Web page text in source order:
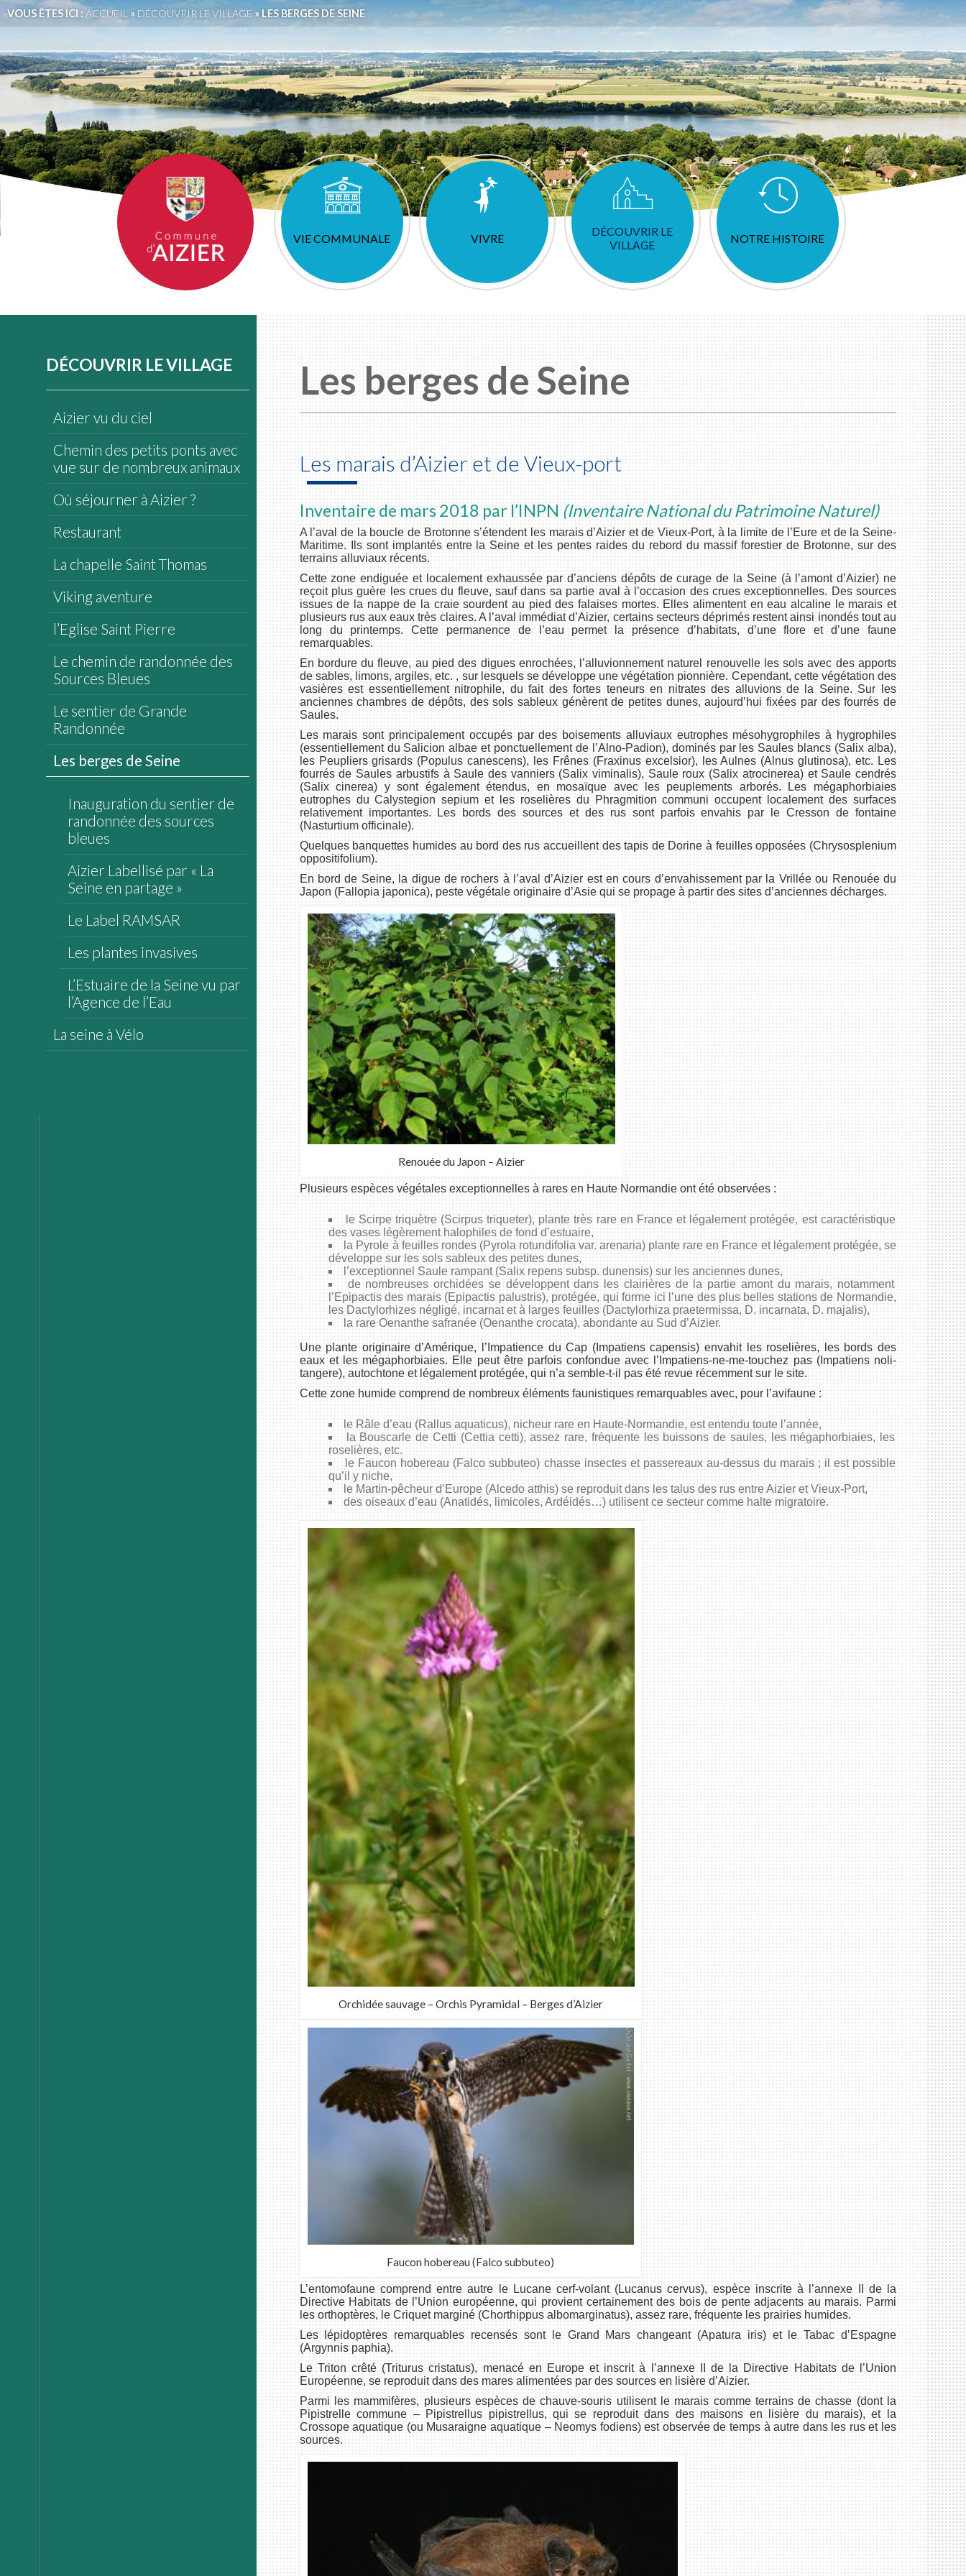
VOUS ÊTES ICI : ACCUEIL » DÉCOUVRIR LE VILLAGE » LES BERGES DE SEINE
VIE COMMUNALE VIVRE
DÉCOUVRIR LE
VILLAGE
NOTRE HISTOIRE
DÉCOUVRIR LE VILLAGE
Aizier vu du ciel
Chemin des petits ponts avec
vue sur de nombreux animaux
Où séjourner à Aizier ?
Restaurant
La chapelle Saint Thomas
Viking aventure
l’Eglise Saint Pierre
Le chemin de randonnée des
Sources Bleues
Le sentier de Grande
Randonnée
Les berges de Seine
Inauguration du sentier de
randonnée des sources
bleues
Aizier Labellisé par « La
Seine en partage »
Le Label RAMSAR
Les plantes invasives
L’Estuaire de la Seine vu par
l’Agence de l’Eau
La seine à Vélo
Les berges de Seine
Les marais d’Aizier et de Vieux-port
Inventaire de mars 2018 par l’INPN (Inventaire National du Patrimoine Naturel)
A l’aval de la boucle de Brotonne s’étendent les marais d’Aizier et de Vieux-Port, à la limite de l’Eure et de la Seine-
Maritime. Ils sont implantés entre la Seine et les pentes raides du rebord du massif forestier de Brotonne, sur des
terrains alluviaux récents.
Cette zone endiguée et localement exhaussée par d’anciens dépôts de curage de la Seine (à l’amont d’Aizier) ne
reçoit plus guère les crues du fleuve, sauf dans sa partie aval à l’occasion des crues exceptionnelles. Des sources
issues de la nappe de la craie sourdent au pied des falaises mortes. Elles alimentent en eau alcaline le marais et
plusieurs rus aux eaux très claires. A l’aval immédiat d’Aizier, certains secteurs déprimés restent ainsi inondés tout au
long du printemps. Cette permanence de l’eau permet la présence d’habitats, d’une flore et d’une faune
remarquables.
En bordure du fleuve, au pied des digues enrochées, l’alluvionnement naturel renouvelle les sols avec des apports
de sables, limons, argiles, etc. , sur lesquels se développe une végétation pionnière. Cependant, cette végétation des
vasières est essentiellement nitrophile, du fait des fortes teneurs en nitrates des alluvions de la Seine. Sur les
anciennes chambres de dépôts, des sols sableux génèrent de petites dunes, aujourd’hui fixées par des fourrés de
Saules.
Les marais sont principalement occupés par des boisements alluviaux eutrophes mésohygrophiles à hygrophiles
(essentiellement du Salicion albae et ponctuellement de l’Alno-Padion), dominés par les Saules blancs (Salix alba),
les Peupliers grisards (Populus canescens), les Frênes (Fraxinus excelsior), les Aulnes (Alnus glutinosa), etc. Les
fourrés de Saules arbustifs à Saule des vanniers (Salix viminalis), Saule roux (Salix atrocinerea) et Saule cendrés
(Salix cinerea) y sont également étendus, en mosaïque avec les peuplements arborés. Les mégaphorbiaies
eutrophes du Calystegion sepium et les roselières du Phragmition communi occupent localement des surfaces
relativement importantes. Les bords des sources et des rus sont parfois envahis par le Cresson de fontaine
(Nasturtium officinale).
Quelques banquettes humides au bord des rus accueillent des tapis de Dorine à feuilles opposées (Chrysosplenium
oppositifolium).
En bord de Seine, la digue de rochers à l’aval d’Aizier est en cours d’envahissement par la Vrillée ou Renouée du
Japon (Fallopia japonica), peste végétale originaire d’Asie qui se propage à partir des sites d’anciennes décharges.
Renouée du Japon – Aizier
Plusieurs espèces végétales exceptionnelles à rares en Haute Normandie ont été observées :
le Scirpe triquètre (Scirpus triqueter), plante très rare en France et légalement protégée, est caractéristique
des vases légèrement halophiles de fond d’estuaire,
la Pyrole à feuilles rondes (Pyrola rotundifolia var. arenaria) plante rare en France et légalement protégée, se
développe sur les sols sableux des petites dunes,
l’exceptionnel Saule rampant (Salix repens subsp. dunensis) sur les anciennes dunes,
de nombreuses orchidées se développent dans les clairières de la partie amont du marais, notamment
l’Epipactis des marais (Epipactis palustris), protégée, qui forme ici l’une des plus belles stations de Normandie,
les Dactylorhizes négligé, incarnat et à larges feuilles (Dactylorhiza praetermissa, D. incarnata, D. majalis),
la rare Oenanthe safranée (Oenanthe crocata), abondante au Sud d’Aizier.
Une plante originaire d’Amérique, l’Impatience du Cap (Impatiens capensis) envahit les roselières, les bords des
eaux et les mégaphorbiaies. Elle peut être parfois confondue avec l’Impatiens-ne-me-touchez pas (Impatiens noli-
tangere), autochtone et légalement protégée, qui n’a semble-t-il pas été revue récemment sur le site.
Cette zone humide comprend de nombreux éléments faunistiques remarquables avec, pour l’avifaune :
le Râle d’eau (Rallus aquaticus), nicheur rare en Haute-Normandie, est entendu toute l’année,
la Bouscarle de Cetti (Cettia cetti), assez rare, fréquente les buissons de saules, les mégaphorbiaies, les
roselières, etc.
le Faucon hobereau (Falco subbuteo) chasse insectes et passereaux au-dessus du marais ; il est possible
qu’il y niche,
le Martin-pêcheur d’Europe (Alcedo atthis) se reproduit dans les talus des rus entre Aizier et Vieux-Port,
des oiseaux d’eau (Anatidés, limicoles, Ardéidés…) utilisent ce secteur comme halte migratoire.
Orchidée sauvage – Orchis Pyramidal – Berges d’Aizier
Faucon hobereau (Falco subbuteo)
L’entomofaune comprend entre autre le Lucane cerf-volant (Lucanus cervus), espèce inscrite à l’annexe II de la
Directive Habitats de l’Union européenne, qui provient certainement des bois de pente adjacents au marais. Parmi
les orthoptères, le Criquet marginé (Chorthippus albomarginatus), assez rare, fréquente les prairies humides.
Les lépidoptères remarquables recensés sont le Grand Mars changeant (Apatura iris) et le Tabac d’Espagne
(Argynnis paphia).
Le Triton crêté (Triturus cristatus), menacé en Europe et inscrit à l’annexe II de la Directive Habitats de l’Union
Européenne, se reproduit dans des mares alimentées par des sources en lisière d’Aizier.
Parmi les mammifères, plusieurs espèces de chauve-souris utilisent le marais comme terrains de chasse (dont la
Pipistrelle commune – Pipistrellus pipistrellus, qui se reproduit dans des maisons en lisière du marais), et la
Crossope aquatique (ou Musaraigne aquatique – Neomys fodiens) est observée de temps à autre dans les rus et les
sources.